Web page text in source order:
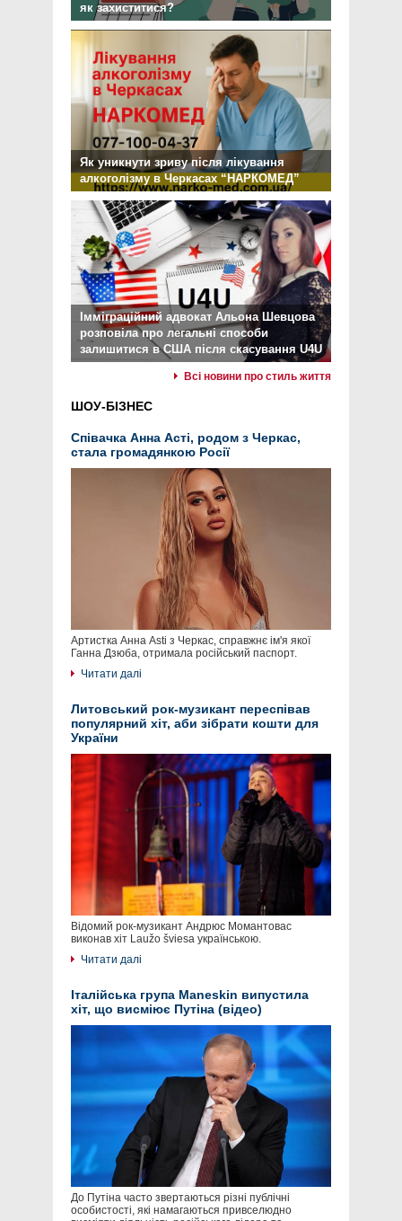
як захиститися?
Як уникнути зриву після лікування
алкоголізму в Черкасах “НАРКОМЕД”
Імміграційний адвокат Альона Шевцова
розповіла про легальні способи
залишитися в США після скасування U4U
Всі новини про стиль життя
ШОУ-БІЗНЕС
Співачка Анна Асті, родом з Черкас,
стала громадянкою Росії
Артистка Анна Asti з Черкас, справжнє ім'я якої
Ганна Дзюба, отримала російський паспорт.
Читати далі
Литовський рок-музикант переспівав
популярний хіт, аби зібрати кошти для
України
Відомий рок-музикант Андрюс Момантовас
виконав хіт Laužo šviesa українською.
Читати далі
Італійська група Maneskin випустила
хіт, що висміює Путіна (відео)
До Путіна часто звертаються різні публічні
особистості, які намагаються привселюдно